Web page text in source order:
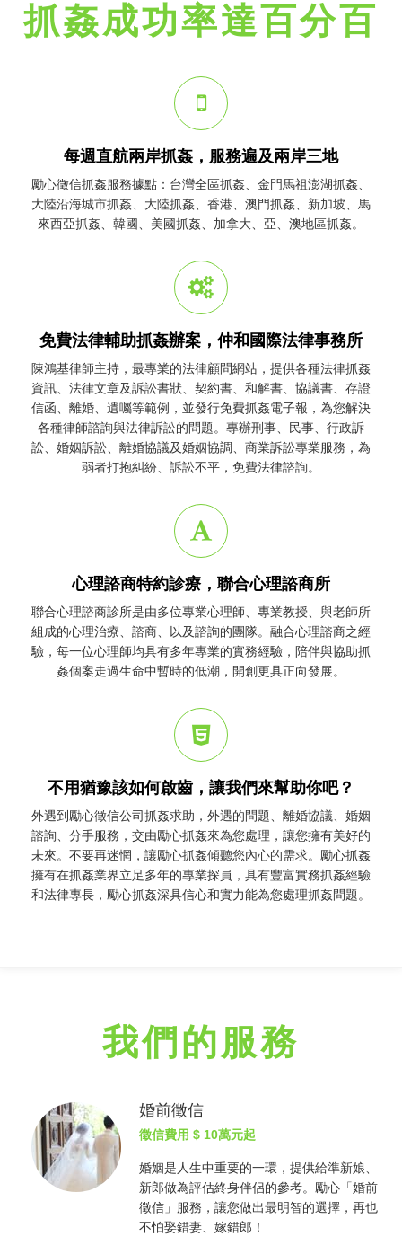
抓姦成功率達百分百
每週直航兩岸抓姦，服務遍及兩岸三地
勵心徵信抓姦服務據點：台灣全區抓姦、金門馬祖澎湖抓姦、
大陸沿海城市抓姦、大陸抓姦、香港、澳門抓姦、新加坡、馬
來西亞抓姦、韓國、美國抓姦、加拿大、亞、澳地區抓姦。
免費法律輔助抓姦辦案，仲和國際法律事務所
陳鴻基律師主持，最專業的法律顧問網站，提供各種法律抓姦
資訊、法律文章及訴訟書狀、契約書、和解書、協議書、存證
信函、離婚、遺囑等範例，並發行免費抓姦電子報，為您解決
各種律師諮詢與法律訴訟的問題。專辦刑事、民事、行政訴
訟、婚姻訴訟、離婚協議及婚姻協調、商業訴訟專業服務，為
弱者打抱糾紛、訴訟不平，免費法律諮詢。
心理諮商特約診療，聯合心理諮商所
聯合心理諮商診所是由多位專業心理師、專業教授、與老師所
組成的心理治療、諮商、以及諮詢的團隊。融合心理諮商之經
驗，每一位心理師均具有多年專業的實務經驗，陪伴與協助抓
姦個案走過生命中暫時的低潮，開創更具正向發展。
不用猶豫該如何啟齒，讓我們來幫助你吧？
外遇到勵心徵信公司抓姦求助，外遇的問題、離婚協議、婚姻
諮詢、分手服務，交由勵心抓姦來為您處理，讓您擁有美好的
未來。不要再迷惘，讓勵心抓姦傾聽您內心的需求。勵心抓姦
擁有在抓姦業界立足多年的專業探員，具有豐富實務抓姦經驗
和法律專長，勵心抓姦深具信心和實力能為您處理抓姦問題。
我們的服務
婚前徵信
徵信費用 $ 10萬元起
婚姻是人生中重要的一環，提供給準新娘、
新郎做為評估終身伴侶的參考。勵心「婚前
徵信 」服務，讓您做出最明智的選擇，再也
不怕娶錯妻、嫁錯郎！